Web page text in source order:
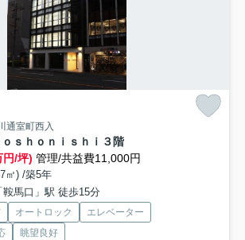
通室町西入
ｓｈｏｎｉｓｈｉ ３階
円/坪) 管理/共益費11,000円
㎡) /築5年
馬口」駅 徒歩15分
オートロック
エレベーター
眺望良好